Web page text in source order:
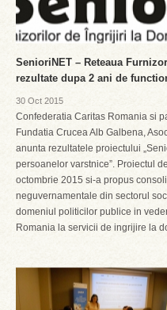
SenioriNET – Reteaua
rezultate dupa 2 ani de
30 Oct 2015
Confederatia Caritas Romania si
Fundatia Crucea Alb Galbena,
anunta rezultatele proiectului
persoanelor varstnice”. Proiectul
octombrie 2015 si-a propus
neguvernamentale din sectorul
domeniul politicilor publice in
Romania la servicii de ingrijire la